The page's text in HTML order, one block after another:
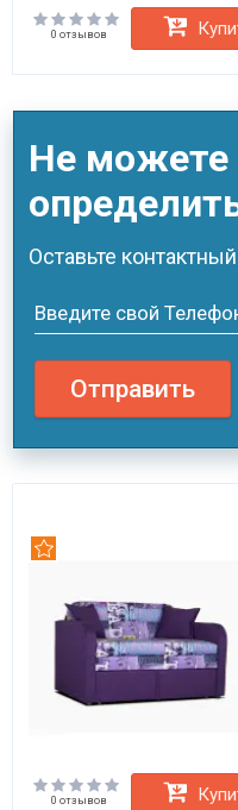
0 отзывов
Не можете
Оставьте
Введите свой
Отправить
0 отзывов